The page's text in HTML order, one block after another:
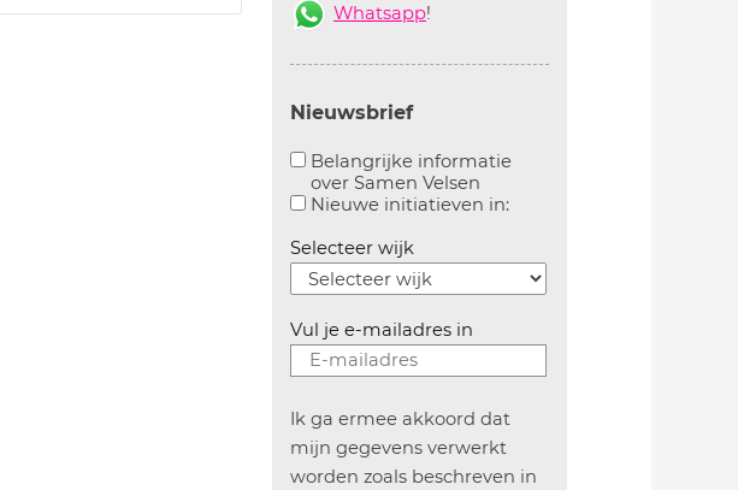
Whatsapp!
Nieuwsbrief
Belangrijke informatie
over Samen Velsen
Aanvinken om belangrijke informatie over
Nieuwe initiatieven in:Aanvinken om
Selecteer wijk
Vul je e-mailadres in
Ik ga ermee akkoord dat
mijn gegevens verwerkt
worden zoals beschreven in